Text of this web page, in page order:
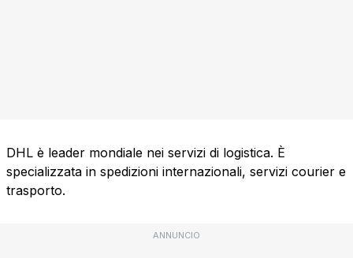
DHL è leader mondiale nei servizi di logistica. È
specializzata in spedizioni internazionali, servizi courier e
trasporto.
ANNUNCIO